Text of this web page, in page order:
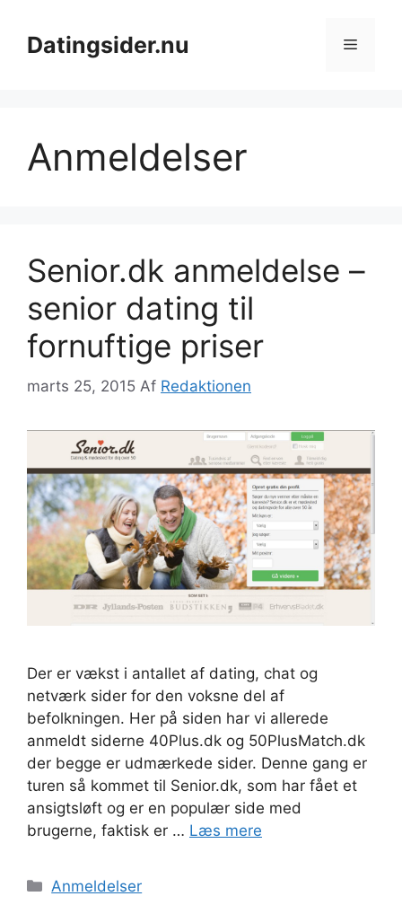
indholdDatingsider.nu Menu
Anmeldelser
Senior.dk anmeldelse –
senior dating til
fornuftige priser
marts 25, 2015 Af Redaktionen
Der er vækst i antallet af dating, chat og
netværk sider for den voksne del af
befolkningen. Her på siden har vi allerede
anmeldt siderne 40Plus.dk og 50PlusMatch.dk
der begge er udmærkede sider. Denne gang er
turen så kommet til Senior.dk, som har fået et
ansigtsløft og er en populær side med
brugerne, faktisk er … Læs mere
Kategorier
Anmeldelser